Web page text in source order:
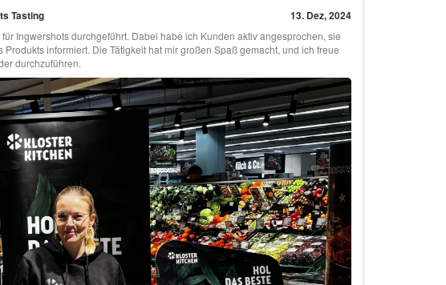
Tasting 13. Dez, 2024
Ingwershots durchgeführt. Dabei habe ich Kunden aktiv angesprochen, sie
informiert. Die Tätigkeit hat mir großen Spaß gemacht, und ich freue
durchzuführen.